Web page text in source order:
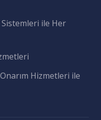
ile Her
Hizmetleri ile